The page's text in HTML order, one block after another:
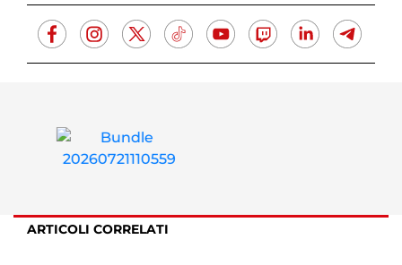
ARTICOLI CORRELATI